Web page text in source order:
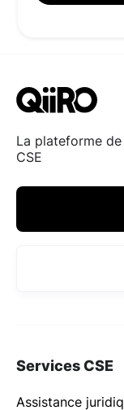
La plateforme
CSE
Services CSE
Assistance